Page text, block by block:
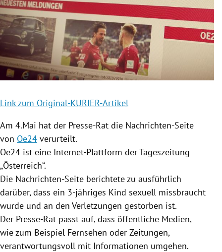
Untermenü
Untermenü
Untermenü
Untermenü
Untermenü
Link zum Original-KURIER-Artikel
Am 4.Mai hat der Presse-Rat die Nachrichten-Seite
von Oe24 verurteilt.
Oe24 ist eine Internet-Plattform der Tageszeitung
„Österreich“.
Die Nachrichten-Seite berichtete zu ausführlich
darüber, dass ein 3-jähriges Kind sexuell missbraucht
wurde und an den Verletzungen gestorben ist.
Der Presse-Rat passt auf, dass öffentliche Medien,
wie zum Beispiel Fernsehen oder Zeitungen,
verantwortungsvoll mit Informationen umgehen.